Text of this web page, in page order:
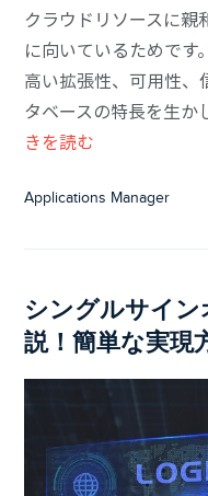
クラウドリソースに
に向いているためです
高い拡張性、可用性、
タベースの特長を生か
きを読む
Applications Manager
シングルサイ
説！簡単な実現